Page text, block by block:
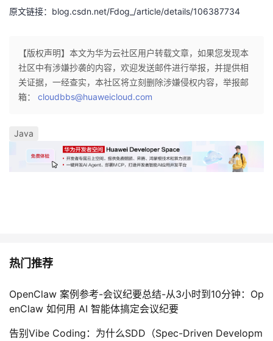
发
者
程
认
的
我
Programs
的
支
我
支
声
议
原文链接：blog.csdn.net/Fdog_/article/details/106387734
【版权声明】本文为华为云社区用户转载文章，如果您发现本
社区中有涉嫌抄袭的内容，欢迎发送邮件进行举报，并提供相
关证据，一经查实，本社区将立刻删除涉嫌侵权内容，举报邮
箱： cloudbbs@huaweicloud.com
Java
热门推荐
OpenClaw 案例参考-会议纪要总结-从3小时到10分钟：Op
enClaw 如何用 AI 智能体搞定会议纪要
告别Vibe Coding：为什么SDD（Spec-Driven Developm